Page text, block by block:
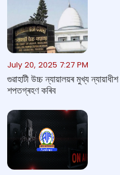
July 20, 2025 7:27 PM
গুৱাহাটী উচ্চ ন্যায়ালয়ৰ মুখ্য
শপতগ্ৰহণ কৰিব